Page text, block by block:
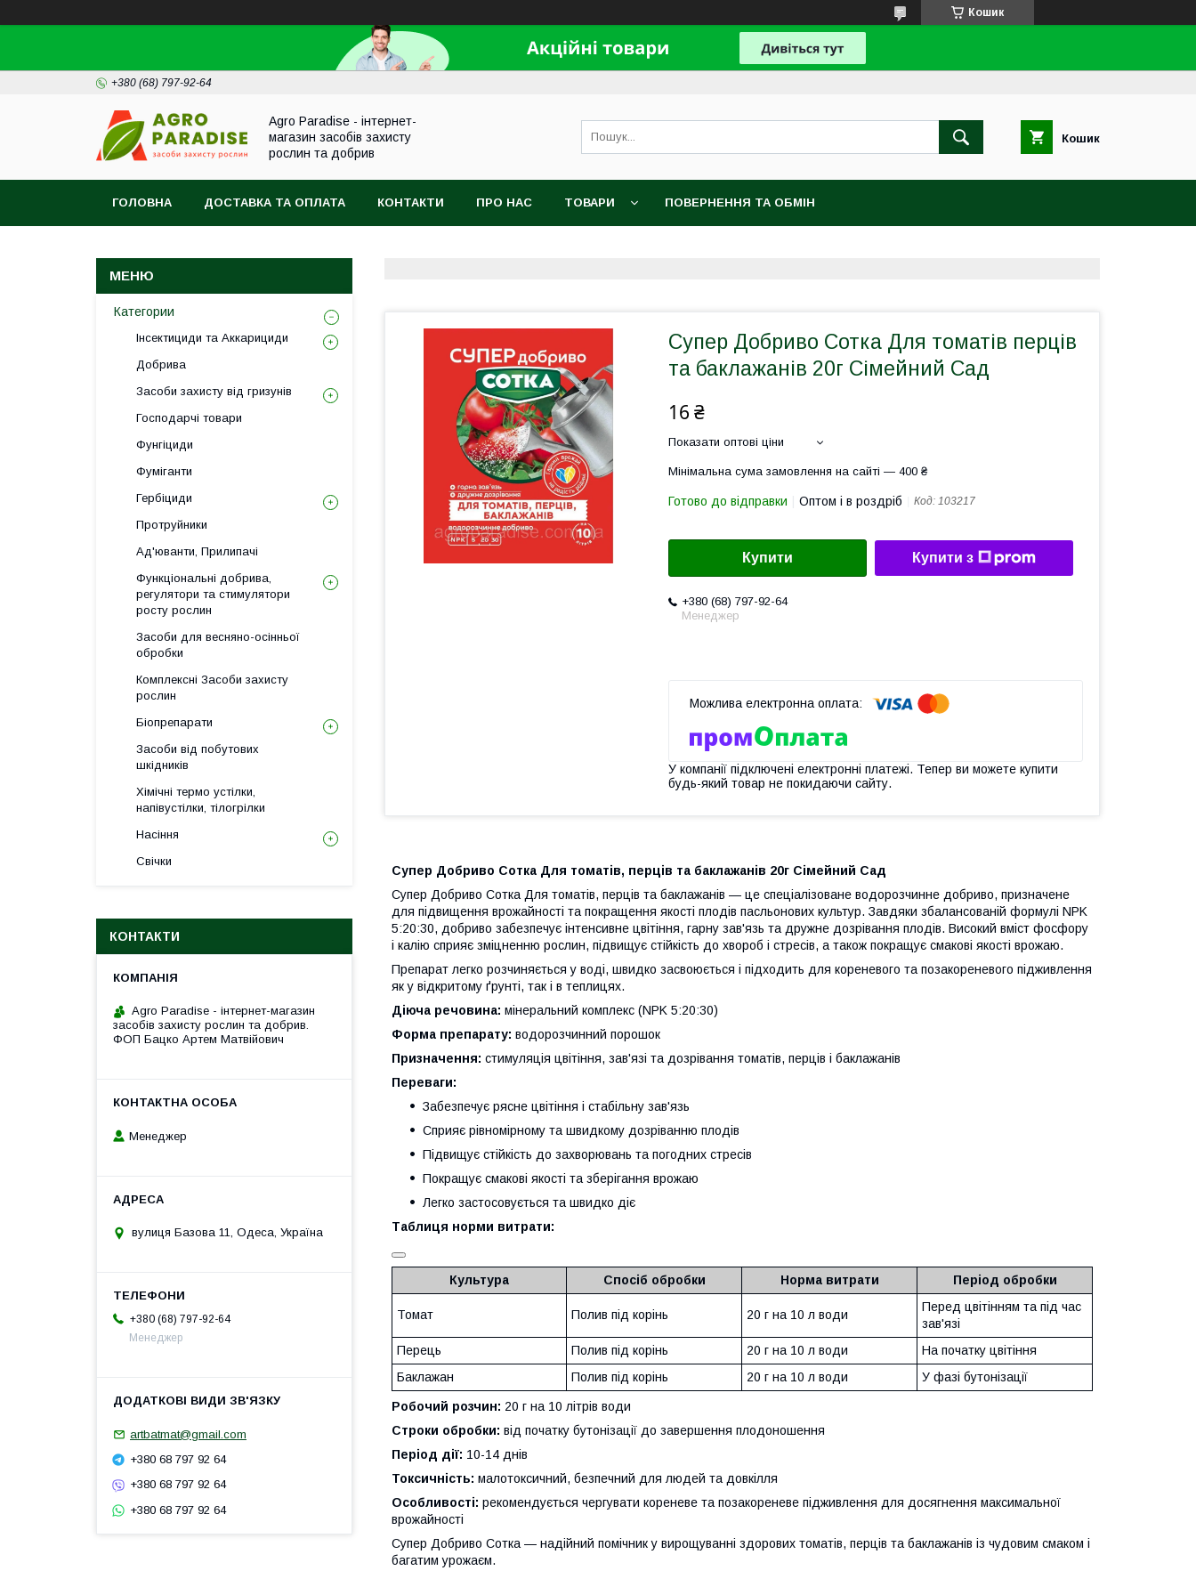
Кошик
+380 (68) 797-92-64
Agro Paradise - інтернет-
магазин засобів захисту
рослин та добрив
Кошик
ГОЛОВНА ДОСТАВКА ТА ОПЛАТА КОНТАКТИ ПРО НАС ТОВАРИ ПОВЕРНЕННЯ ТА ОБМІН
Супер Добриво Сотка Для томатів перців
та баклажанів 20г Сімейний Сад
16 ₴
Показати оптові ціни
Мінімальна сума замовлення на сайті — 400 ₴
Готово до відправки Оптом і в роздріб Код: 103217
Купити Купити з
+380 (68) 797-92-64
Менеджер
У компанії підключені електронні платежі. Тепер ви можете купити
будь-який товар не покидаючи сайту.
Супер Добриво Сотка Для томатів, перців та баклажанів 20г Сімейний Сад
Супер Добриво Сотка Для томатів, перців та баклажанів — це спеціалізоване водорозчинне добриво, призначене
для підвищення врожайності та покращення якості плодів пасльонових культур. Завдяки збалансованій формулі NPK
5:20:30, добриво забезпечує інтенсивне цвітіння, гарну зав'язь та дружне дозрівання плодів. Високий вміст фосфору
і калію сприяє зміцненню рослин, підвищує стійкість до хвороб і стресів, а також покращує смакові якості врожаю.
Препарат легко розчиняється у воді, швидко засвоюється і підходить для кореневого та позакореневого підживлення
як у відкритому ґрунті, так і в теплицях.
Діюча речовина: мінеральний комплекс (NPK 5:20:30)
Форма препарату: водорозчинний порошок
Призначення: стимуляція цвітіння, зав'язі та дозрівання томатів, перців і баклажанів
Переваги:
Забезпечує рясне цвітіння і стабільну зав'язь
Сприяє рівномірному та швидкому дозріванню плодів
Підвищує стійкість до захворювань та погодних стресів
Покращує смакові якості та зберігання врожаю
Легко застосовується та швидко діє
Таблиця норми витрати:
Культура Спосіб обробки Норма витрати Період обробки
Томат Полив під корінь 20 г на 10 л води
Перед цвітінням та під час
зав'язі
Перець
Полив під корінь 20 г на 10 л води
На початку цвітіння
Баклажан
Полив під корінь 20 г на 10 л води У фазі бутонізації
Робочий розчин: 20 г на 10 літрів води
Строки обробки: від початку бутонізації до завершення плодоношення
Період дії: 10-14 днів
Токсичність: малотоксичний, безпечний для людей та довкілля
Особливості: рекомендується чергувати кореневе та позакореневе підживлення для досягнення максимальної
врожайності
Супер Добриво Сотка — надійний помічник у вирощуванні здорових томатів, перців та баклажанів із чудовим смаком і
багатим урожаєм.
Категории
Інсектициди та Аккарициди
Добрива
Засоби захисту від гризунів
Господарчі товари
Фунгіциди
Фуміганти
Гербіциди
Протруйники
Ад'юванти, Прилипачі
Функціональні добрива,
регулятори та стимулятори
росту рослин
Засоби для весняно-осінньої
обробки
Комплексні Засоби захисту
рослин
Біопрепарати
Засоби від побутових
шкідників
Хімічні термо устілки,
напівустілки, тілогрілки
Насіння
Свічки
КОНТАКТИ
Agro Paradise - інтернет-магазин
засобів захисту рослин та добрив.
ФОП Бацко Артем Матвійович
Менеджер
вулиця Базова 11, Одеса, Україна
+380 (68) 797-92-64
Менеджер
artbatmat@gmail.com
+380 68 797 92 64
+380 68 797 92 64
+380 68 797 92 64